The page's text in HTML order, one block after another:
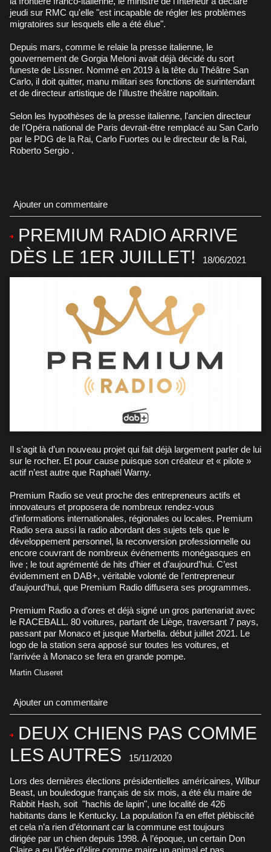
jeudi sur RMC qu'elle "est incapable de régler les problèmes
migratoires sur lesquels elle a été élue".
Depuis mars, comme le relaie la presse italienne, le
gouvernement de Gorgia Meloni avait déjà décidé du sort
funeste de Lissner. Nommé en 2019 à la tête du Théâtre San
Carlo, il doit quitter, manu militari ses fonctions de surintendant
et de directeur artistique de l'illustre théâtre napolitain.
Selon les hypothèses de la presse italienne, l'ancien directeur
de l'Opéra national de Paris devrait-être remplacé au San Carlo
par le PDG de la Rai, Carlo Fuortes ou le directeur de la Rai,
Roberto Sergio .
Ajouter un commentaire
PREMIUM RADIO ARRIVE
DÈS LE 1ER JUILLET!
18/06/2021
Il s’agit là d’un nouveau projet qui fait déjà largement parler de lui
sur le rocher. Et pour cause puisque son créateur et « pilote »
actif n’est autre que Raphaël Warny.
Premium Radio se veut proche des entrepreneurs actifs et
innovateurs et proposera de nombreux rendez-vous
d’informations internationales, régionales ou locales. Premium
Radio sera aussi la radio abordant des sujets tels que le
développement personnel, la reconversion professionnelle ou
encore couvrant de nombreux événements monégasques en
live ; le tout agrémenté de hits d’hier et d’aujourd’hui. C’est
évidemment en DAB+, véritable volonté de l’entrepreneur
d’aujourd’hui, que Premium Radio diffusera ses programmes.
Premium Radio a d’ores et déjà signé un gros partenariat avec
le RACEBALL. 80 voitures, partant de Liège, traversant 7 pays,
passant par Monaco et jusque Marbella. début juillet 2021. Le
logo de la station sera apposé sur toutes les voitures, et
l’arrivée à Monaco se fera en grande pompe.
Martin Cluseret
Ajouter un commentaire
DEUX CHIENS PAS COMME
LES AUTRES
15/11/2020
Lors des dernières élections présidentielles américaines, Wilbur
Beast, un bouledogue français de six mois, a été élu maire de
Rabbit Hash, soit "hachis de lapin", une localité de 426
habitants dans le Kentucky. La population l’a en effet plébiscité
et cela n’a rien d’étonnant car la commune est toujours
dirigée par un chien depuis 1998. À l’époque, un certain Don